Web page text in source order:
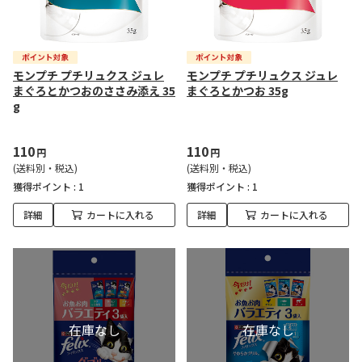
モンプチ プチリュクス ジュレ
まぐろとかつおのささみ添え 35
g
110円
(送料別・税込)
獲得ポイント : 1
詳細 カートに入れる
モンプチ プチリュクス ジュレ
まぐろとかつお 35g
110円
(送料別・税込)
獲得ポイント : 1
詳細 カートに入れる